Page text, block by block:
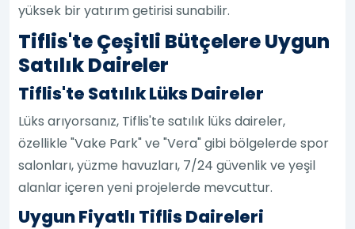
yüksek bir yatırım getirisi sunabilir.
Tiflis'te Çeşitli Bütçelere Uygun
Satılık Daireler
Tiflis'te Satılık Lüks Daireler
Lüks arıyorsanız, Tiflis'te satılık lüks daireler,
özellikle "Vake Park" ve "Vera" gibi bölgelerde spor
salonları, yüzme havuzları, 7/24 güvenlik ve yeşil
alanlar içeren yeni projelerde mevcuttur.
Uygun Fiyatlı Tiflis Daireleri